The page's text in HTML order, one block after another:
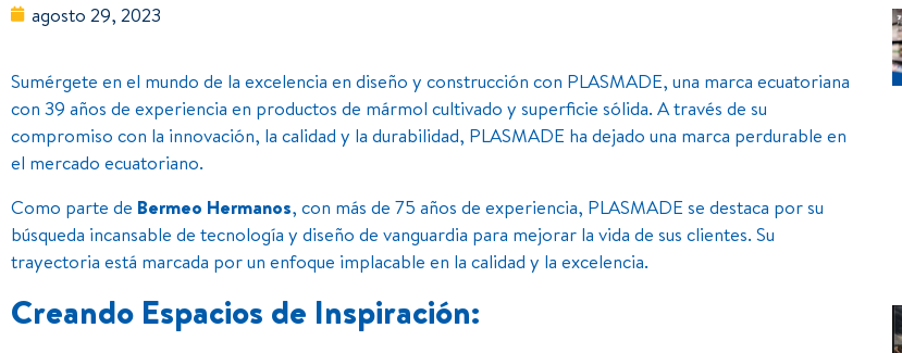
agosto 29, 2023
Sumérgete en el mundo de la excelencia en diseño y construcción con PLASMADE, una marca ecuatoriana
con 39 años de experiencia en productos de mármol cultivado y superficie sólida. A través de su
compromiso con la innovación, la calidad y la durabilidad, PLASMADE ha dejado una marca perdurable en
el mercado ecuatoriano.
Como parte de Bermeo Hermanos, con más de 75 años de experiencia, PLASMADE se destaca por su
búsqueda incansable de tecnología y diseño de vanguardia para mejorar la vida de sus clientes. Su
trayectoria está marcada por un enfoque implacable en la calidad y la excelencia.
Creando Espacios de Inspiración: